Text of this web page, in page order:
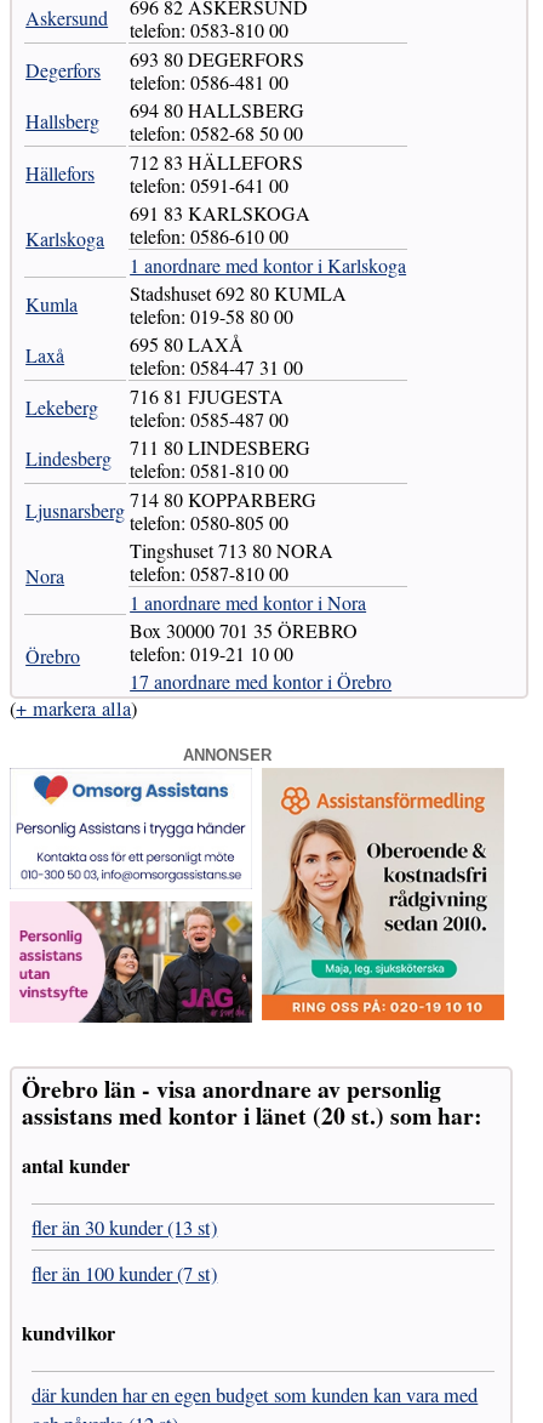
Askersund
696 82 ASKERSUND
telefon: 0583-810 00
Degerfors
693 80 DEGERFORS
telefon: 0586-481 00
Hallsberg
694 80 HALLSBERG
telefon: 0582-68 50 00
Hällefors
712 83 HÄLLEFORS
telefon: 0591-641 00
Karlskoga
691 83 KARLSKOGA
telefon: 0586-610 00
1 anordnare med kontor i Karlskoga
Kumla
Stadshuset 692 80 KUMLA
telefon: 019-58 80 00
Laxå
695 80 LAXÅ
telefon: 0584-47 31 00
Lekeberg
716 81 FJUGESTA
telefon: 0585-487 00
Lindesberg
711 80 LINDESBERG
telefon: 0581-810 00
Ljusnarsberg714 80 KOPPARBERG
telefon: 0580-805 00
Nora
Tingshuset 713 80 NORA
telefon: 0587-810 00
1 anordnare med kontor i Nora
Örebro
Box 30000 701 35 ÖREBRO
telefon: 019-21 10 00
17 anordnare med kontor i Örebro
(+ markera alla)
ANNONSER
Örebro län - visa anordnare av personlig
assistans med kontor i länet (20 st.) som har:
antal kunder
fler än 30 kunder (13 st)
fler än 100 kunder (7 st)
kundvilkor
där kunden har en egen budget som kunden kan vara med